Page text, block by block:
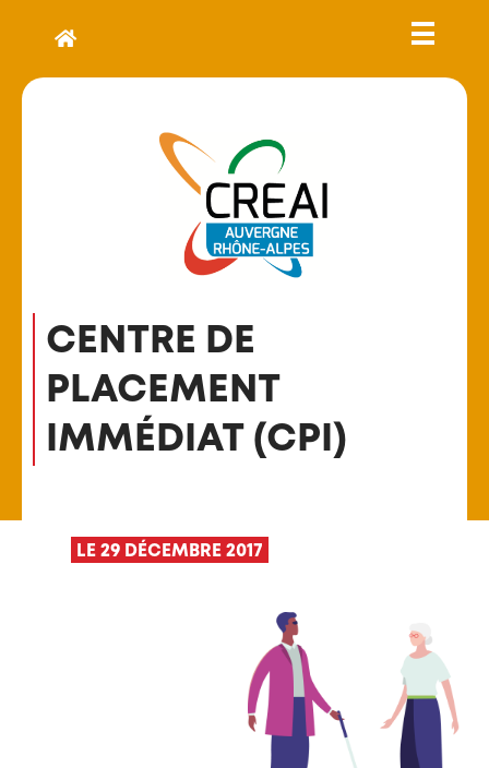
CENTRE DE
PLACEMENT
IMMÉDIAT (CPI)
LE 29 DÉCEMBRE 2017